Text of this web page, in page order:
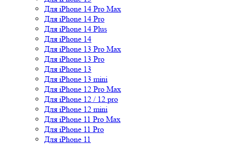
Для iPhone 14 Pro Max
Для iPhone 14 Pro
Для iPhone 14 Plus
Для iPhone 14
Для iPhone 13 Pro Max
Для iPhone 13 Pro
Для iPhone 13
Для iPhone 13 mini
Для iPhone 12 Pro Max
Для iPhone 12 / 12 pro
Для iPhone 12 mini
Для iPhone 11 Pro Max
Для iPhone 11 Pro
Для iPhone 11